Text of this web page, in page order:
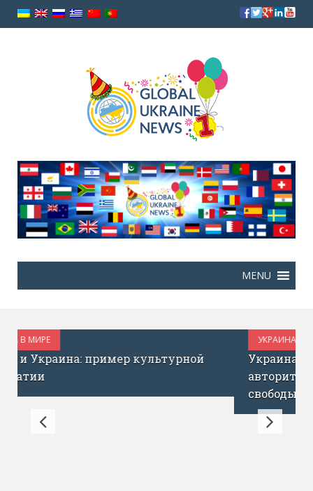
УКРАИНА В МИРЕ
ОКТЯБРЬ 18, 2017
Украина не должна содействовать
авторитарным странам в угнетении
свободы выражения